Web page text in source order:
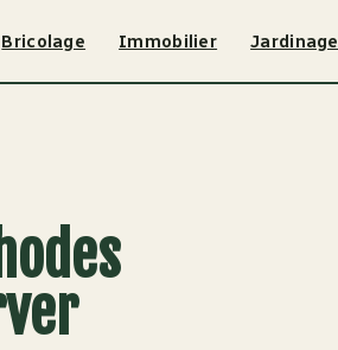
Bricolage Immobilier Jardinage